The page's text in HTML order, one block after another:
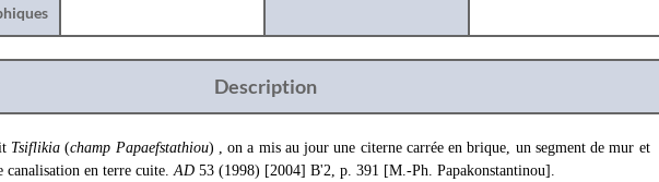
Description
Tsiflikia(champ Papaefstathiou) , on a mis au jour une citerne carrée en brique, un segment de mur et
canalisation en terre cuite.AD 53 (1998) [2004] B'2, p. 391 [M.-Ph. Papakonstantinou].